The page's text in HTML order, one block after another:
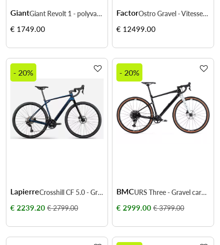
Giant Giant Revolt 1 - polyvalence et confort sur tous les terrains
€ 1749.00
Factor Ostro Gravel - Vitesse et stabilité mixte
€ 12499.00
Lapierre Crosshill CF 5.0 - Gravel carbone précis & endurant
€ 2239.20 € 2799.00
- 20%
BMC URS Three - Gravel carbone performance et sans limites
€ 2999.00 € 3799.00
- 20%